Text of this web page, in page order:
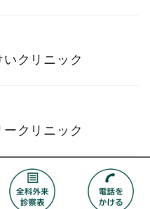
クリニック
クリニック